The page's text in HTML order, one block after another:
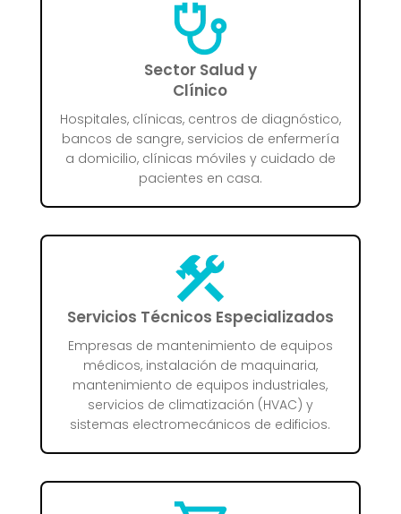
Sector Salud y
Clínico
Hospitales, clínicas, centros de diagnóstico,
bancos de sangre, servicios de enfermería
a domicilio, clínicas móviles y cuidado de
pacientes en casa.
Servicios Técnicos Especializados
Empresas de mantenimiento de equipos
médicos, instalación de maquinaria,
mantenimiento de equipos industriales,
servicios de climatización (HVAC) y
sistemas electromecánicos de edificios.